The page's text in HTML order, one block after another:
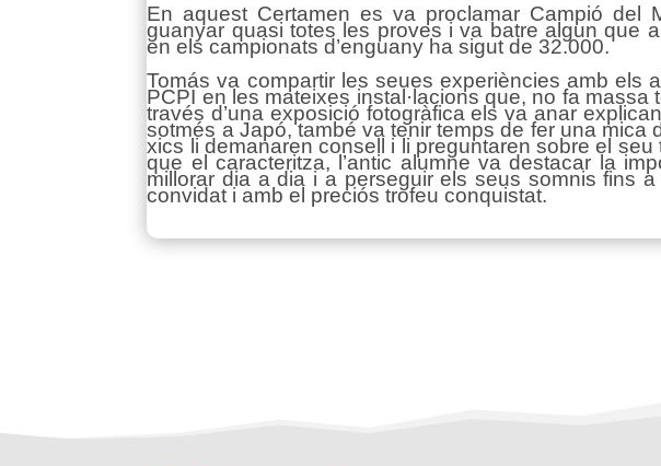
En aquest Certamen es va proclamar Campió
guanyar quasi totes les proves i va batre algun que
en els campionats d’enguany ha sigut de 32.000.
Tomás va compartir les seues experiències amb els
PCPI en les mateixes instal·lacions que, no fa
través d’una exposició fotogràfica els va anar
sotmés a Japó, també va tenir temps de fer una mica
xics li demanaren consell i li preguntaren sobre el
que el caracteritza, l’antic alumne va destacar la
millorar dia a dia i a perseguir els seus somnis fins a
convidat i amb el preciós trofeu conquistat.